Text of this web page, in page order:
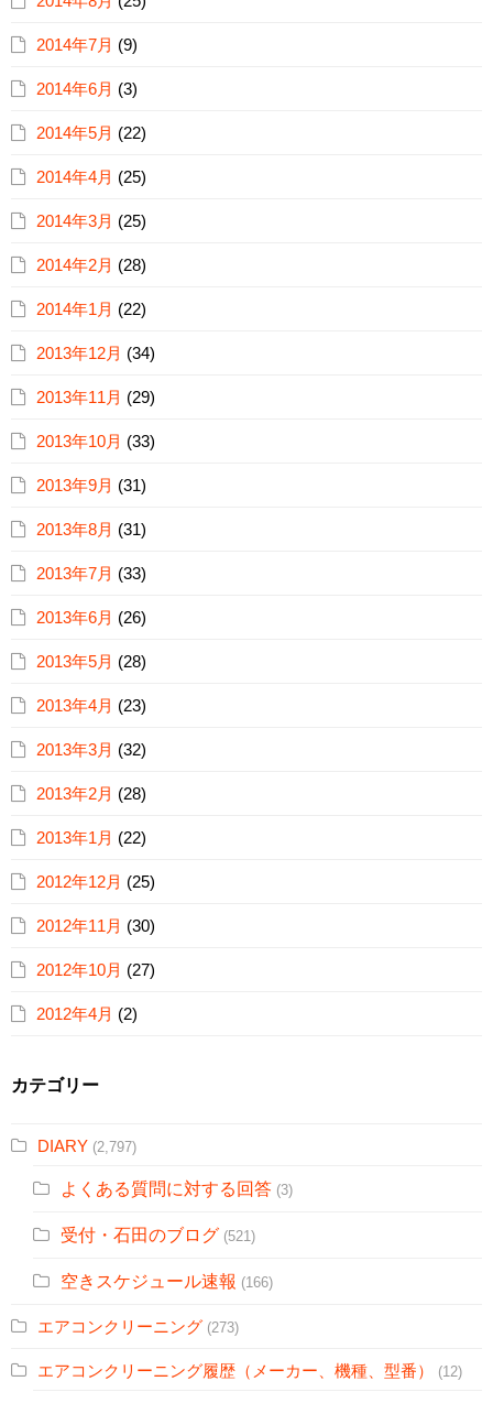
2014年7月 (9)
2014年6月 (3)
2014年5月 (22)
2014年4月 (25)
2014年3月 (25)
2014年2月 (28)
2014年1月 (22)
2013年12月 (34)
2013年11月 (29)
2013年10月 (33)
2013年9月 (31)
2013年8月 (31)
2013年7月 (33)
2013年6月 (26)
2013年5月 (28)
2013年4月 (23)
2013年3月 (32)
2013年2月 (28)
2013年1月 (22)
2012年12月 (25)
2012年11月 (30)
2012年10月 (27)
2012年4月 (2)
カテゴリー
DIARY (2,797)
よくある質問に対する回答 (3)
受付・石田のブログ (521)
空きスケジュール速報 (166)
エアコンクリーニング (273)
エアコンクリーニング履歴（メーカー、機種、型番） (12)